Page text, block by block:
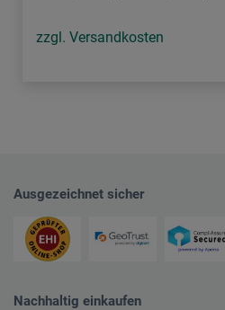
zzgl. Versandkosten
Ausgezeichnet sicher
Nachhaltig einkaufen